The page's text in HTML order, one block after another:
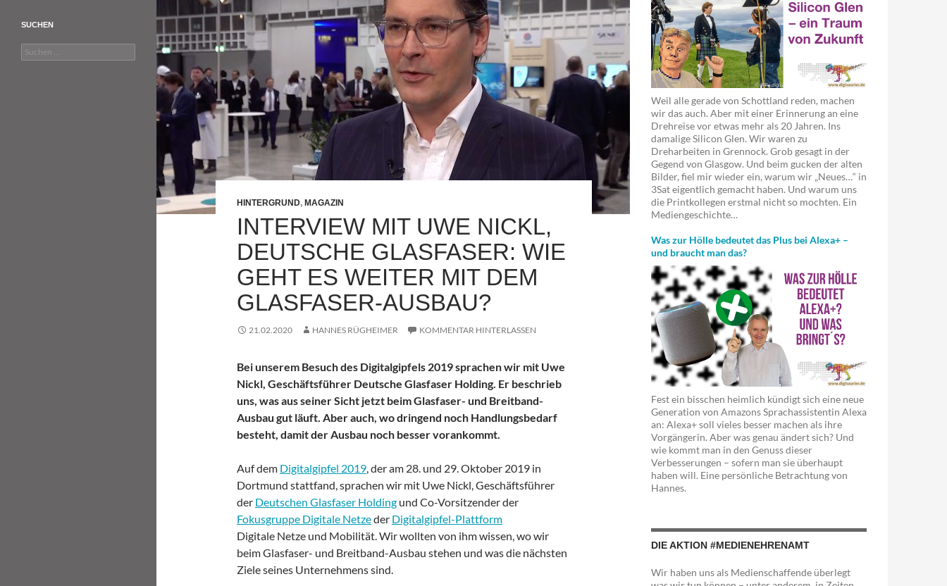
HINTERGRUND, MAGAZIN
INTERVIEW MIT UWE NICKL,
DEUTSCHE GLASFASER: WIE
GEHT ES WEITER MIT DEM
GLASFASER-AUSBAU?
21.02.2020 HANNES RÜGHEIMER KOMMENTAR HINTERLASSEN
Bei unserem Besuch des Digitalgipfels 2019 sprachen wir mit Uwe
Nickl, Geschäftsführer Deutsche Glasfaser Holding. Er beschrieb
uns, was aus seiner Sicht jetzt beim Glasfaser- und Breitband-
Ausbau gut läuft. Aber auch, wo dringend noch Handlungsbedarf
besteht, damit der Ausbau noch besser vorankommt.
Auf dem Digitalgipfel 2019, der am 28. und 29. Oktober 2019 in
Dortmund stattfand, sprachen wir mit Uwe Nickl, Geschäftsführer
der Deutschen Glasfaser Holding und Co-Vorsitzender der
Fokusgruppe Digitale Netzeder Digitalgipfel-Plattform
Digitale Netze und Mobilität. Wir wollten von ihm wissen, wo wir
beim Glasfaser- und Breitband-Ausbau stehen und was die nächsten
Ziele seines Unternehmens sind.
Weil alle gerade von Schottland reden, machen
wir das auch. Aber mit einer Erinnerung an eine
Drehreise vor etwas mehr als 20 Jahren. Ins
damalige Silicon Glen. Wir waren zu
Dreharbeiten in Grennock. Grob gesagt in der
Gegend von Glasgow. Und beim gucken der alten
Bilder, fiel mir wieder ein, warum wir „Neues…“ in
3Sat eigentlich gemacht haben. Und warum uns
die Printkollegen erstmal nicht so mochten. Ein
Mediengeschichte…
Was zur Hölle bedeutet das Plus bei Alexa+ –
und braucht man das?
Fest ein bisschen heimlich kündigt sich eine neue
Generation von Amazons Sprachassistentin Alexa
an: Alexa+ soll vieles besser machen als ihre
Vorgängerin. Aber was genau ändert sich? Und
wie kommt man in den Genuss dieser
Verbesserungen – sofern man sie überhaupt
haben will. Eine persönliche Betrachtung von
Hannes.
DIE AKTION #MEDIENEHRENAMT
Wir haben uns als Medienschaffende überlegt
SUCHEN
Suchen
nach: